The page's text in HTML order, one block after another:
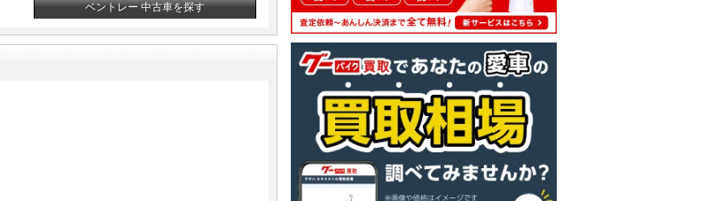
ベントレー 中古車を探す